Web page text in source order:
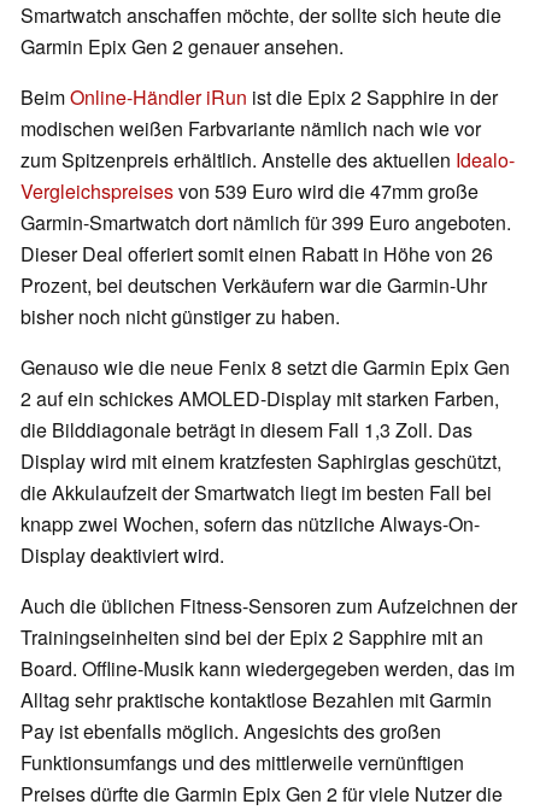
Smartwatch anschaffen möchte, der sollte sich heute die
Garmin Epix Gen 2 genauer ansehen.
BeimOnline-Händler iRun ist die Epix 2 Sapphire in der
modischen weißen Farbvariante nämlich nach wie vor
zum Spitzenpreis erhältlich. Anstelle des aktuellen Idealo-
Vergleichspreisesvon 539 Euro wird die 47mm große
Garmin-Smartwatch dort nämlich für 399 Euro angeboten.
Dieser Deal offeriert somit einen Rabatt in Höhe von 26
Prozent, bei deutschen Verkäufern war die Garmin-Uhr
bisher noch nicht günstiger zu haben.
Genauso wie die neue Fenix 8 setzt die Garmin Epix Gen
2 auf ein schickes AMOLED-Display mit starken Farben,
die Bilddiagonale beträgt in diesem Fall 1,3 Zoll. Das
Display wird mit einem kratzfesten Saphirglas geschützt,
die Akkulaufzeit der Smartwatch liegt im besten Fall bei
knapp zwei Wochen, sofern das nützliche Always-On-
Display deaktiviert wird.
Auch die üblichen Fitness-Sensoren zum Aufzeichnen der
Trainingseinheiten sind bei der Epix 2 Sapphire mit an
Board. Offline-Musik kann wiedergegeben werden, das im
Alltag sehr praktische kontaktlose Bezahlen mit Garmin
Pay ist ebenfalls möglich. Angesichts des großen
Funktionsumfangs und des mittlerweile vernünftigen
Preises dürfte die Garmin Epix Gen 2 für viele Nutzer die